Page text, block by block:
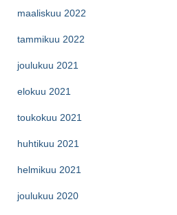
maaliskuu 2022
tammikuu 2022
joulukuu 2021
elokuu 2021
toukokuu 2021
huhtikuu 2021
helmikuu 2021
joulukuu 2020